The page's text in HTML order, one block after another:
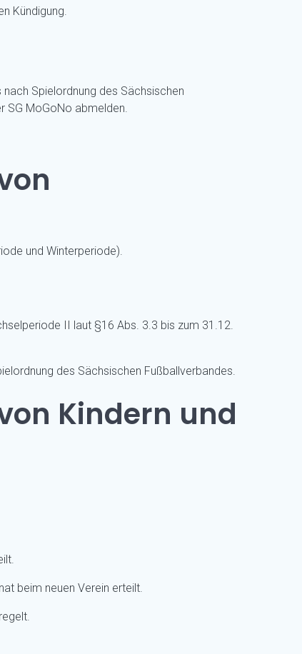
Kündigung.
Spielordnung des Sächsischen
SG MoGoNo abmelden.
und Winterperiode).
II laut §16 Abs. 3.3 bis zum 31.12.
des Sächsischen Fußballverbandes.
Kindern und
beim neuen Verein erteilt.